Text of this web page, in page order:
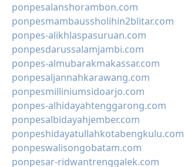
ponpesalanshorambon.com
ponpesmambaussholihin2blitar.com
ponpes-alikhlaspasuruan.com
ponpesdarussalamjambi.com
ponpes-almubarakmakassar.com
ponpesaljannahkarawang.com
ponpesmilliniumsidoarjo.com
ponpes-alhidayahtenggarong.com
ponpesalbidayahjember.com
ponpeshidayatullahkotabengkulu.com
ponpeswalisongobatam.com
ponpesar-ridwantrenggalek.com